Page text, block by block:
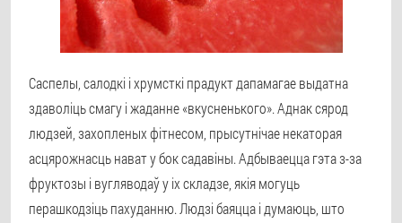
Саспелы, салодкі і хрумсткі прадукт дапамагае выдатна
здаволіць смагу і жаданне «вкусненького». Аднак сярод
людзей, захопленых фітнесом, прысутнічае некаторая
асцярожнасць нават у бок садавіны. Адбываецца гэта з-за
фруктозы і вугляводаў у іх складзе, якія могуць
перашкодзіць пахуданню. Людзі баяцца і думаюць, што